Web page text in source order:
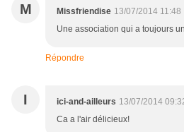
M Missfriendise 13/07/2014 11:48
Une association qui a toujours
Répondre
I ici-and-ailleurs 13/07/2014
Ca a l'air délicieux!